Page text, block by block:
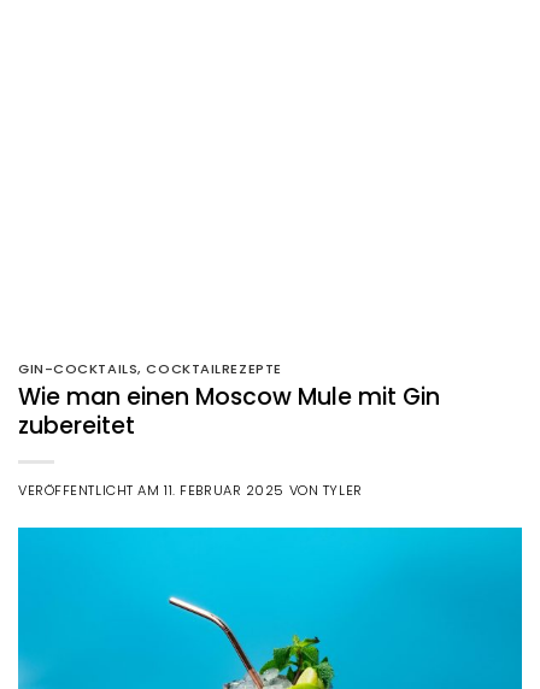
GIN-COCKTAILS,COCKTAILREZEPTE
Wie man einen Moscow Mule mit Gin
zubereitet
VERÖFFENTLICHT AM11. FEBRUAR 2025 VON TYLER